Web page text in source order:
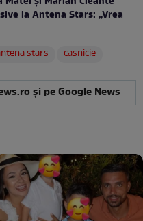
la Antena Stars: „Vrea
stars casnicie
și pe Google News